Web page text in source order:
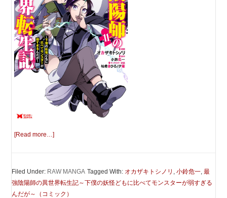
[Read more…]
Filed Under: RAW MANGA Tagged With: オカザキトシノリ ,小鈴危一 ,最
強陰陽師の異世界転生記～下僕の妖怪どもに比べてモンスターが弱すぎる
んだが～（コミック）